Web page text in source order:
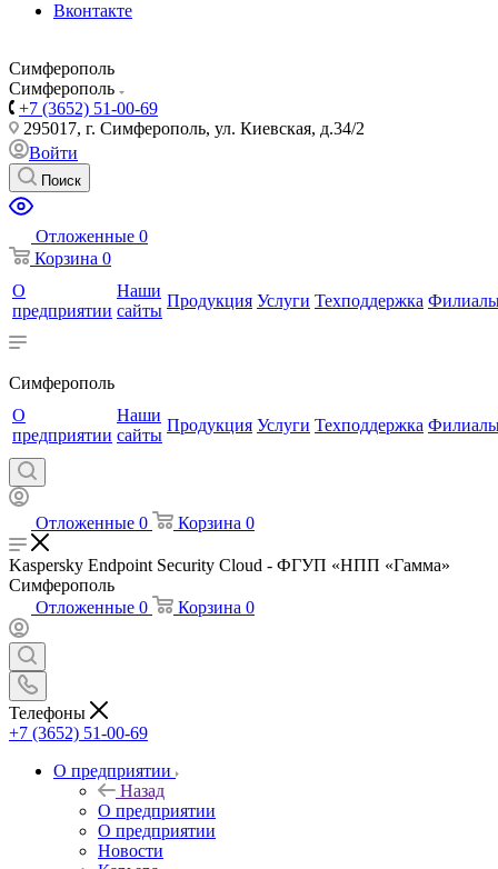
Вконтакте
Симферополь
Симферополь
+7 (3652) 51-00-69
295017, г. Симферополь, ул. Киевская, д.34/2
Войти
Поиск
Отложенные 0
Корзина 0
О
предприятии
Наши
сайты
Продукция Услуги Техподдержка
Симферополь
О
предприятии
Наши
сайты
Продукция Услуги Техподдержка
Отложенные 0 Корзина 0
Kaspersky Endpoint Security Cloud - ФГУП «НПП «Гамма»
Симферополь
Отложенные 0 Корзина 0
Телефоны
+7 (3652) 51-00-69
О предприятии
Назад
О предприятии
О предприятии
Новости